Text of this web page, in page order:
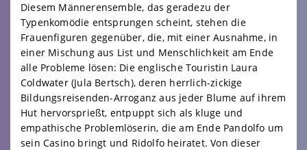
Diesem Männerensemble, das geradezu der
Typenkomödie entsprungen scheint, stehen die
Frauenfiguren gegenüber, die, mit einer Ausnahme, in
einer Mischung aus List und Menschlichkeit am Ende
alle Probleme lösen: Die englische Touristin Laura
Coldwater (Jula Bertsch), deren herrlich-zickige
Bildungsreisenden-Arroganz aus jeder Blume auf ihrem
Hut hervorsprießt, entpuppt sich als kluge und
empathische Problemlöserin, die am Ende Pandolfo um
sein Casino bringt und Ridolfo heiratet. Von dieser